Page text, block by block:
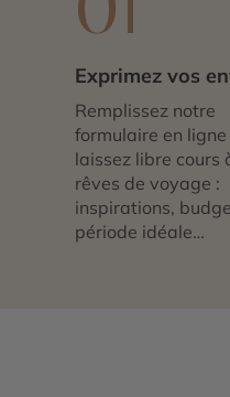
Exprimez vos
Remplissez notre
formulaire en ligne
laissez libre cours
rêves de voyage :
inspirations,
période idéale…